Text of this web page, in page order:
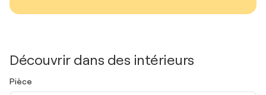
Découvrir dans des intérieurs
Pièce